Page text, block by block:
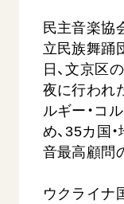
関連団体
道府県中心会館
soka youth media
Soka Gakkai グ
SGIピースサイト
SOKA
民主音楽協
立民族舞踊
日、文京区
夜に行われ
ルギー・コ
め、35カ国
音最高顧問
ウクライナ